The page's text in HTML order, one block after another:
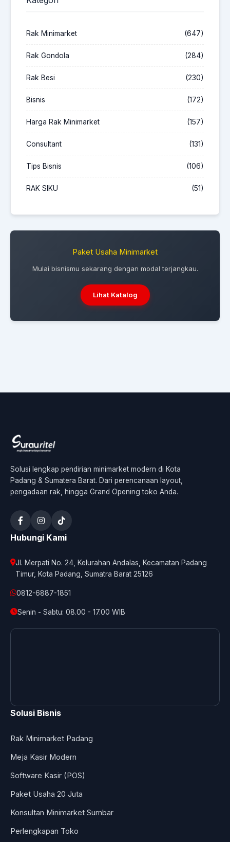
Rak Minimarket (647)
Rak Gondola (284)
Rak Besi (230)
Bisnis (172)
Harga Rak Minimarket (157)
Consultant (131)
Tips Bisnis (106)
RAK SIKU (51)
Paket Usaha Minimarket
Mulai bisnismu sekarang dengan modal terjangkau.
Lihat Katalog
Solusi lengkap pendirian minimarket modern di Kota
Padang & Sumatera Barat. Dari perencanaan layout,
pengadaan rak, hingga Grand Opening toko Anda.
Hubungi Kami
Jl. Merpati No. 24, Kelurahan Andalas, Kecamatan Padang
Timur, Kota Padang, Sumatra Barat 25126
0812-6887-1851
Senin - Sabtu: 08.00 - 17.00 WIB
Solusi Bisnis
Rak Minimarket Padang
Meja Kasir Modern
Software Kasir (POS)
Paket Usaha 20 Juta
Konsultan Minimarket Sumbar
Perlengkapan Toko